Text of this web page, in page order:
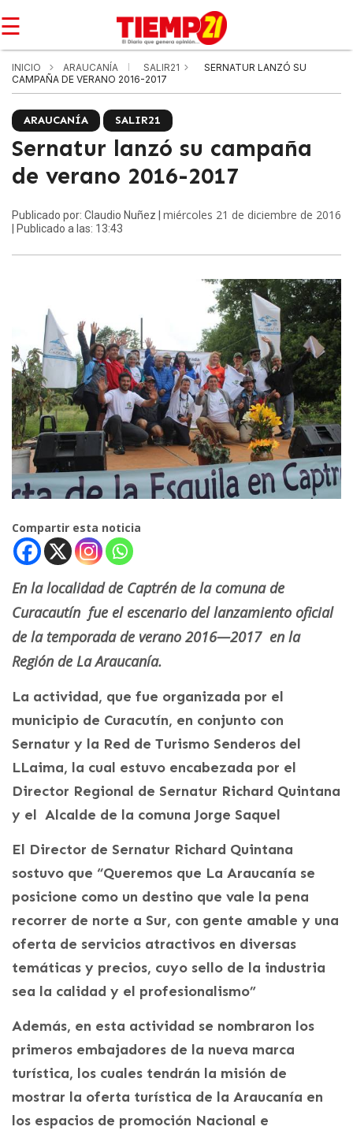
☰
INICIO ARAUCANÍA SALIR21
SERNATUR LANZÓ SU
CAMPAÑA DE VERANO 2016-2017
ARAUCANÍA SALIR21
Sernatur lanzó su campaña
de verano 2016-2017
Publicado por: Claudio Nuñez | miércoles 21 de diciembre de 2016
| Publicado a las: 13:43
Compartir esta noticia
En la localidad de Captrén de la comuna de
Curacautín fue el escenario del lanzamiento oficial
de la temporada de verano 2016—2017 en la
Región de La Araucanía.
La actividad, que fue organizada por el
municipio de Curacutín, en conjunto con
Sernatur y la Red de Turismo Senderos del
LLaima, la cual estuvo encabezada por el
Director Regional de Sernatur Richard Quintana
y el Alcalde de la comuna Jorge Saquel
El Director de Sernatur Richard Quintana
sostuvo que “Queremos que La Araucanía se
posicione como un destino que vale la pena
recorrer de norte a Sur, con gente amable y una
oferta de servicios atractivos en diversas
temáticas y precios, cuyo sello de la industria
sea la calidad y el profesionalismo”
Además, en esta actividad se nombraron los
primeros embajadores de la nueva marca
turística, los cuales tendrán la misión de
mostrar la oferta turística de la Araucanía en
los espacios de promoción Nacional e